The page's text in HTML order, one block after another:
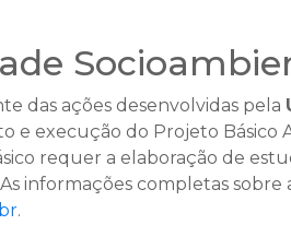
das ações desenvolvidas pela
e execução do Projeto
requer a elaboração de
informações completas
.